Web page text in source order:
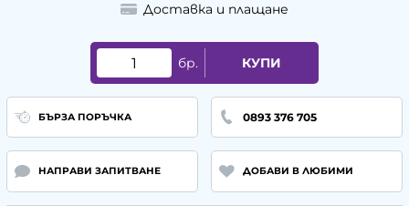
Доставка и плащане
бр. КУПИ
БЪРЗА ПОРЪЧКА 0893 376 705
НАПРАВИ ЗАПИТВАНЕ ДОБАВИ В ЛЮБИМИ